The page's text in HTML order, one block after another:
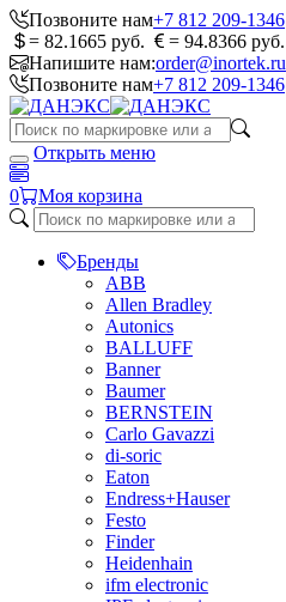
Позвоните нам+7 812 209-1346
= 82.1665 руб.
= 94.8366 руб.
Напишите нам:order@inortek.ru
Позвоните нам+7 812 209-1346
Открыть меню
0 Моя корзина
Бренды
ABB
Allen Bradley
Autonics
BALLUFF
Banner
Baumer
BERNSTEIN
Carlo Gavazzi
di-soric
Eaton
Endress+Hauser
Festo
Finder
Heidenhain
ifm electronic